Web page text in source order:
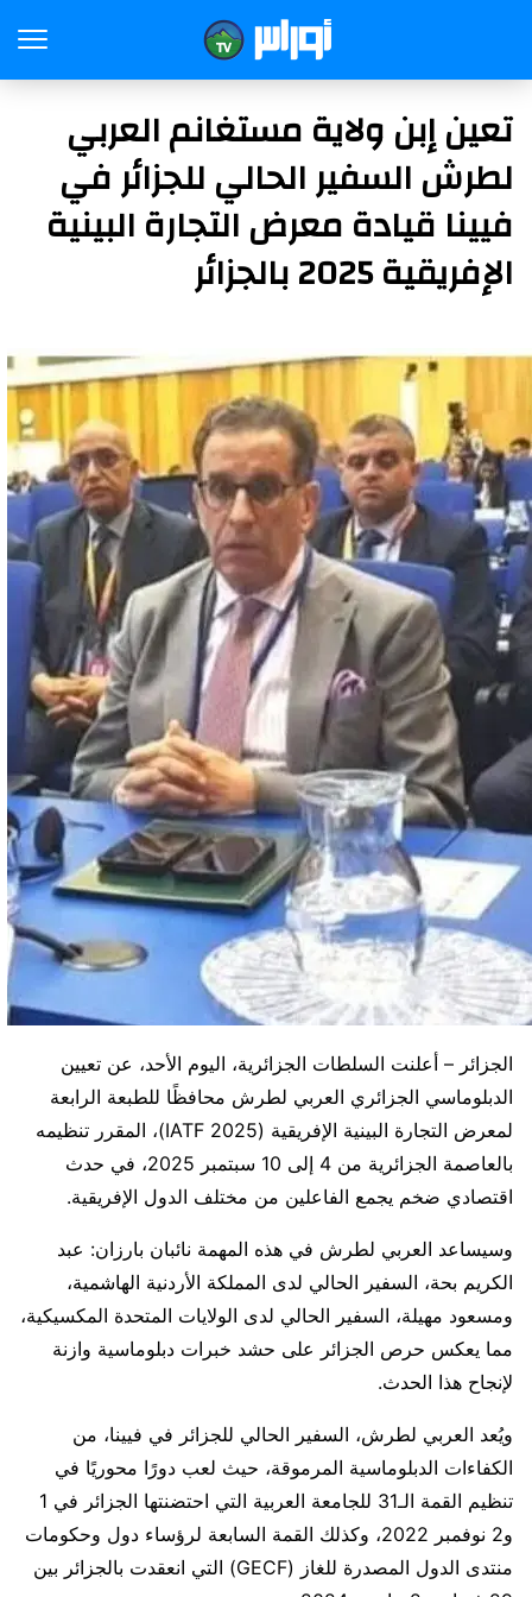
تعين إبن ولاية مستغانم العربي
لطرش السفير الحالي للجزائر في
فيينا قيادة معرض التجارة البينية
الإفريقية 2025 بالجزائر
الجزائر – أعلنت السلطات الجزائرية، اليوم الأحد، عن تعيين
الدبلوماسي الجزائري العربي لطرش محافظًا للطبعة الرابعة
لمعرض التجارة البينية الإفريقية (IATF 2025)، المقرر تنظيمه
بالعاصمة الجزائرية من 4 إلى 10 سبتمبر 2025، في حدث
اقتصادي ضخم يجمع الفاعلين من مختلف الدول الإفريقية.
وسيساعد العربي لطرش في هذه المهمة نائبان بارزان: عبد
الكريم بحة، السفير الحالي لدى المملكة الأردنية الهاشمية،
ومسعود مهيلة، السفير الحالي لدى الولايات المتحدة المكسيكية،
مما يعكس حرص الجزائر على حشد خبرات دبلوماسية وازنة
لإنجاح هذا الحدث.
ويُعد العربي لطرش، السفير الحالي للجزائر في فيينا، من
الكفاءات الدبلوماسية المرموقة، حيث لعب دورًا محوريًا في
تنظيم القمة الـ31 للجامعة العربية التي احتضنتها الجزائر في 1
و2 نوفمبر 2022، وكذلك القمة السابعة لرؤساء دول وحكومات
منتدى الدول المصدرة للغاز (GECF) التي انعقدت بالجزائر بين